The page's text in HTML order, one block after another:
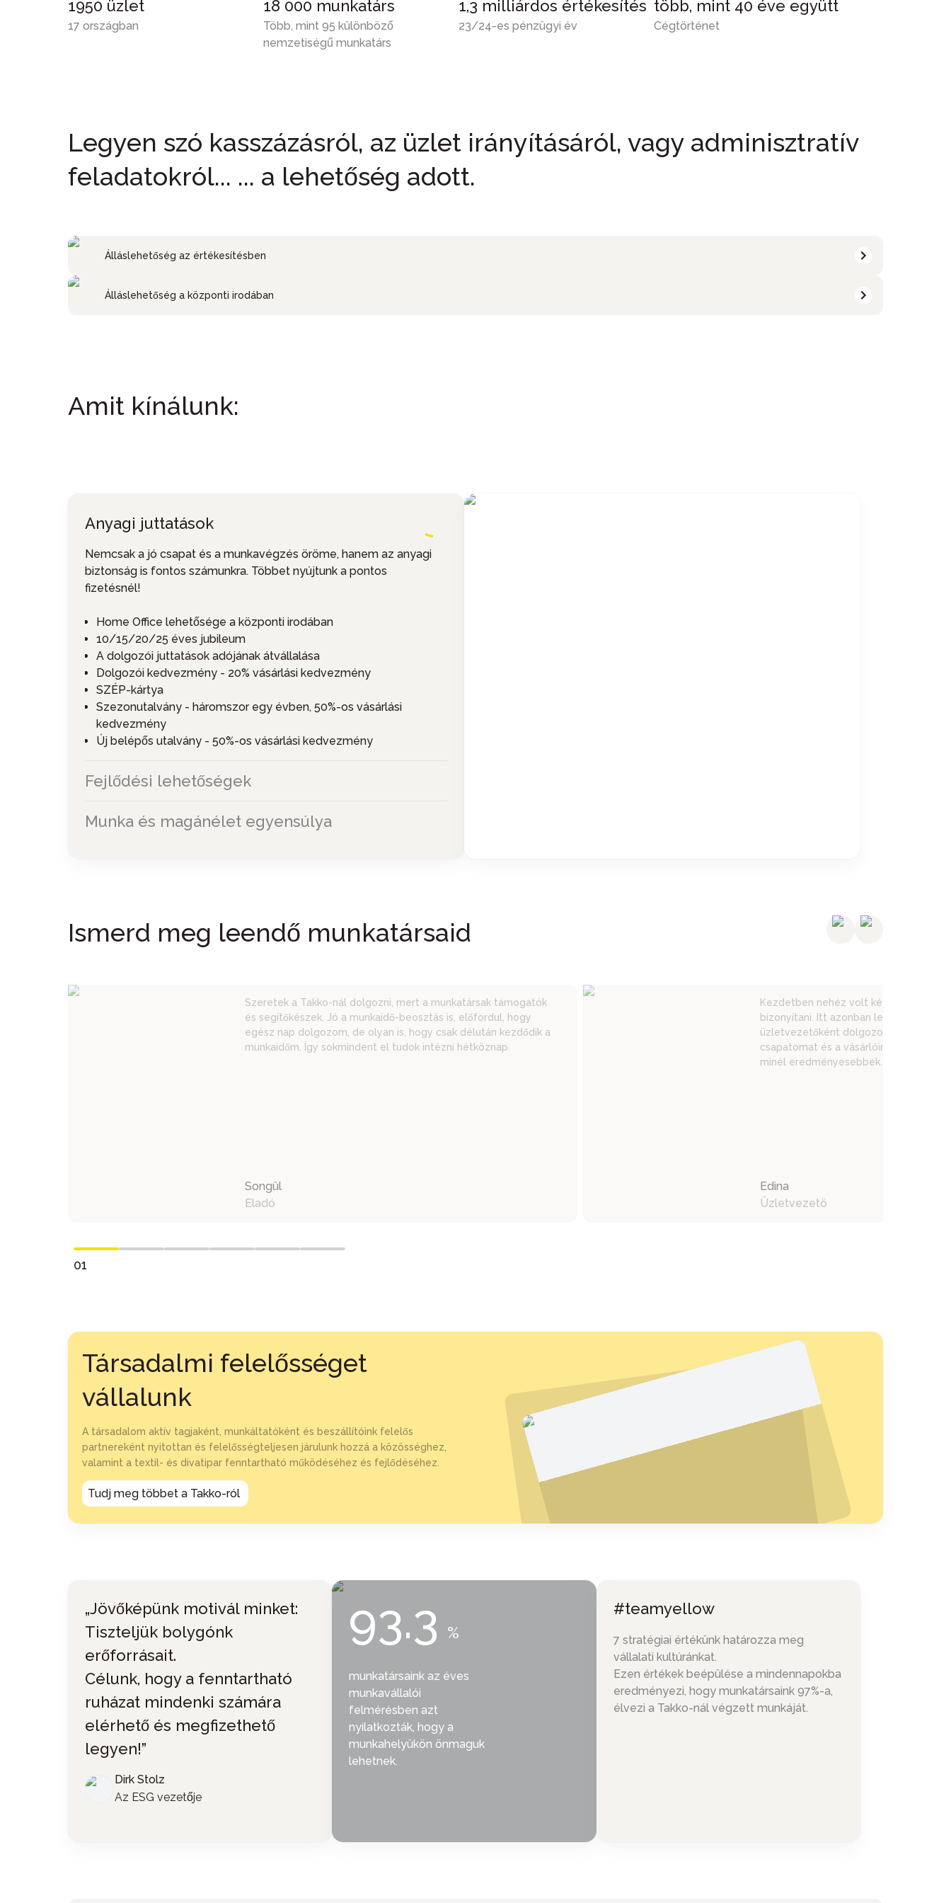
1950 üzlet
17 országban
18 000 munkatárs
Több, mint 95 különböző
nemzetiségű munkatárs
1,3 milliárdos értékesítés
23/24-es pénzügyi év
több, mint 40 éve együtt
Cégtörténet
Legyen szó kasszázásról, az üzlet irányításáról, vagy adminisztratív
feladatokról... ... a lehetőség adott.
Álláslehetőség az értékesítésben
Álláslehetőség a központi irodában
Amit kínálunk:
Anyagi juttatások
Nemcsak a jó csapat és a munkavégzés öröme, hanem az anyagi
biztonság is fontos számunkra. Többet nyújtunk a pontos
fizetésnél!
Home Office lehetősége a központi irodában
10/15/20/25 éves jubileum
A dolgozói juttatások adójának átvállalása
Dolgozói kedvezmény - 20% vásárlási kedvezmény
SZÉP-kártya
Szezonutalvány - háromszor egy évben, 50%-os vásárlási
kedvezmény
Új belépős utalvány - 50%-os vásárlási kedvezmény
Fejlődési lehetőségek
Munka és magánélet egyensúlya
Ismerd meg leendő munkatársaid
Szeretek a Takko-nál dolgozni, mert a munkatársak támogatók
és segítőkészek. Jó a munkaidő-beosztás is, előfordul, hogy
egész nap dolgozom, de olyan is, hogy csak délután kezdődik a
munkaidőm. Így sokmindent el tudok intézni hétköznap.
Songül
Eladó
Kezdetben nehéz volt kétgyermekes
bizonyítani. Itt azonban lehetőséget
üzletvezetőként dolgozom. Ismerem
csapatomat és a vásárlóinkat is, így
minél eredményesebbek.
Edina
Üzletvezetö
01
Társadalmi felelősséget
vállalunk
A társadalom aktív tagjaként, munkáltatóként és beszállítóink felelős
partnereként nyitottan és felelősségteljesen járulunk hozzá a közösséghez,
valamint a textil- és divatipar fenntartható működéséhez és fejlődéséhez.
Tudj meg többet a Takko-ról
„Jövőképünk motivál minket:
Tiszteljük bolygónk
erőforrásait.
Célunk, hogy a fenntartható
ruházat mindenki számára
elérhető és megfizethető
legyen!”
Dirk Stolz
Az ESG vezetője
93.3 %
munkatársaink az éves
munkavállalói
felmérésben azt
nyilatkozták, hogy a
munkahelyükön önmaguk
lehetnek.
#teamyellow
7 stratégiai értékünk határozza meg
vállalati kultúránkat.
Ezen értékek beépülése a mindennapokba
eredményezi, hogy munkatársaink 97%-a,
élvezi a Takko-nál végzett munkáját.